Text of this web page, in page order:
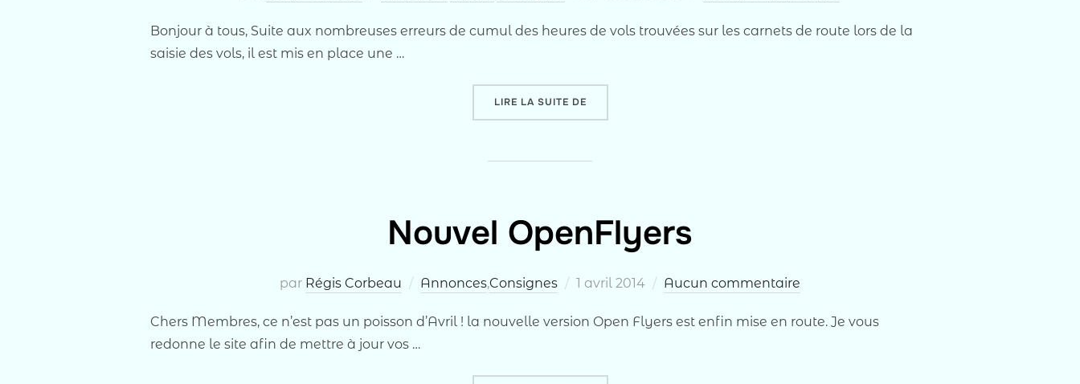
Bonjour à tous, Suite aux nombreuses erreurs de cumul des heures de vols trouvées sur les carnets de route lors de la
saisie des vols, il est mis en place une …
LIRE LA SUITE DE« NOUVELLE PROCÉDURE »
Nouvel OpenFlyers
par Régis Corbeau Annonces,Consignes
Publié
1 avril 2014 Aucun commentaire
Chers Membres, ce n’est pas un poisson d’Avril ! la nouvelle version Open Flyers est enfin mise en route. Je vous
redonne le site afin de mettre à jour vos …